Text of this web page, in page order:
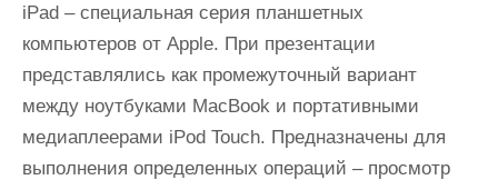
iPad – специальная серия планшетных
компьютеров от Apple. При презентации
представлялись как промежуточный вариант
между ноутбуками MacBook и портативными
медиаплеерами iPod Touch. Предназначены для
выполнения определенных операций – просмотр